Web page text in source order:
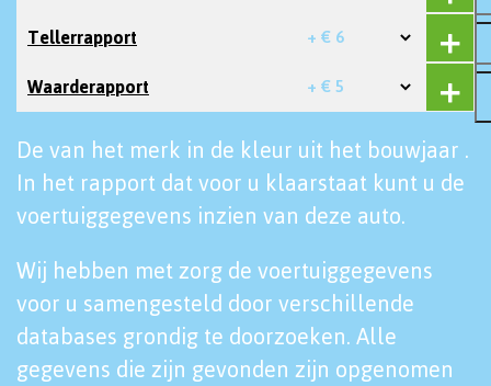
Tellerrapport + € 6
Waarderapport + € 5
De van het merk in de kleur uit het bouwjaar .
In het rapport dat voor u klaarstaat kunt u de
voertuiggegevens inzien van deze auto.
Wij hebben met zorg de voertuiggegevens
voor u samengesteld door verschillende
databases grondig te doorzoeken. Alle
gegevens die zijn gevonden zijn opgenomen